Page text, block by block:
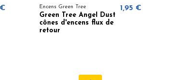
Encens Green Tree
Green Tree Angel Dust
cônes d'encens flux de
retour
1,95 €